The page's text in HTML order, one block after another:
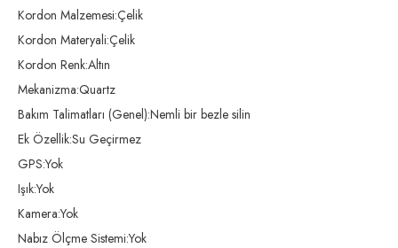
Kordon Malzemesi:Çelik
Kordon Materyali:Çelik
Kordon Renk:Altın
Mekanizma:Quartz
Bakım Talimatları (Genel):Nemli bir bezle silin
Ek Özellik:Su Geçirmez
GPS:Yok
Işık:Yok
Kamera:Yok
Nabız Ölçme Sistemi:Yok